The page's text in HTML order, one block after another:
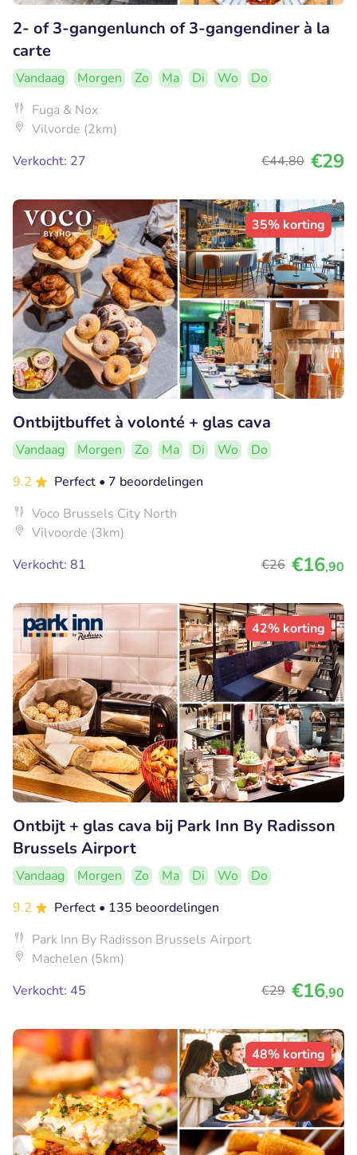
2- of 3-gangenlunch of 3-gangendiner à la
carte
Vandaag Morgen Zo Ma Di Wo
Do
Fuga & Nox
Vilvorde (2km)
Verkocht: 27
€44,80 €29
35% korting
Ontbijtbuffet à volonté + glas cava
Vandaag Morgen Zo Ma Di Wo
Do
9.2
Perfect • 7 beoordelingen
Voco Brussels City North
Vilvoorde (3km)
Verkocht: 81
€26 €16,90
42% korting
Ontbijt + glas cava bij Park Inn By Radisson
Brussels Airport
Vandaag Morgen Zo Ma Di Wo
Do
9.2
Perfect • 135 beoordelingen
Park Inn By Radisson Brussels Airport
Machelen (5km)
Verkocht: 45
€29 €16,90
48% korting